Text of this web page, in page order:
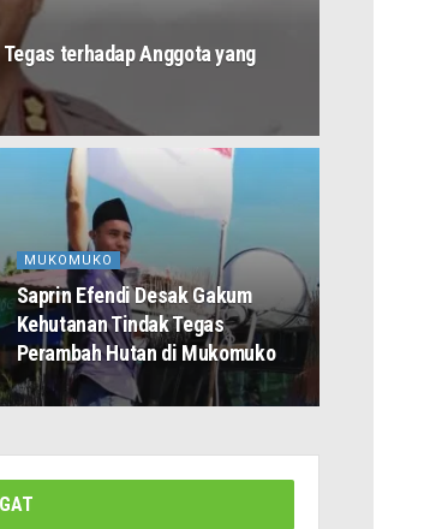
terhadap Anggota yang
MUKOMUKO
Saprin Efendi Desak Gakum
Kehutanan Tindak Tegas
Perambah Hutan di Mukomuko